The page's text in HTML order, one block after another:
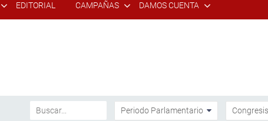
EDITORIAL CAMPAÑAS DAMOS CUENTA